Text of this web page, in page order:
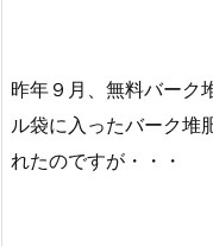
昨年９月、無料バーク
ル袋に入ったバーク堆
れたのですが・・・